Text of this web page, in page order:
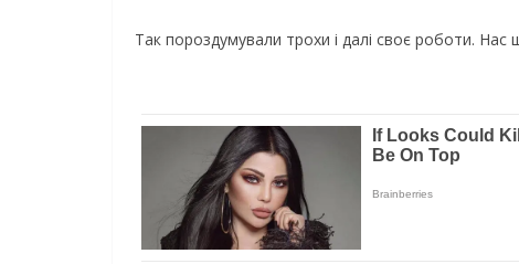
Так пороздумували трохи і далі своє роботи. Нас